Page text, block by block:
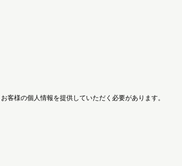
客様の個人情報を提供していただく必要があります。